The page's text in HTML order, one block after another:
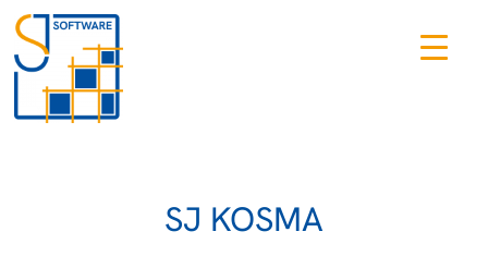
Zum
Inhalt
springen
SJ KOSMA